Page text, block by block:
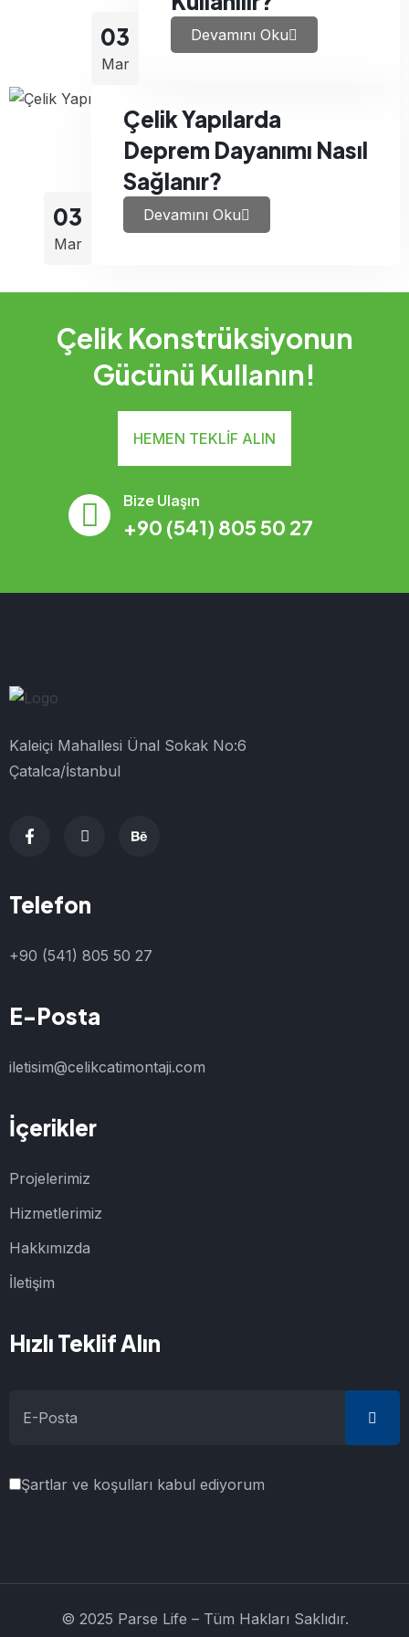
03
Mar
Devamını Oku
03
Mar
Çelik Yapılarda
Deprem Dayanımı Nasıl
Sağlanır?
Devamını Oku
Çelik Konstrüksiyonun
Gücünü Kullanın!
HEMEN TEKLIF ALIN
Bize Ulaşın
+90 (541) 805 50 27
Kaleiçi Mahallesi Ünal Sokak No:6
Çatalca/İstanbul
Telefon
+90 (541) 805 50 27
E-Posta
iletisim@celikcatimontaji.com
İçerikler
Projelerimiz
Hizmetlerimiz
Hakkımızda
İletişim
Hızlı Teklif Alın
Şartlar ve koşulları kabul ediyorum
© 2025 Parse Life – Tüm Hakları Saklıdır.